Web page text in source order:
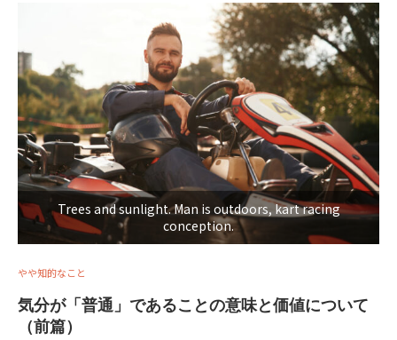
Trees and sunlight. Man is outdoors, kart racing
conception.
やや知的なこと
気分が「普通」であることの意味と価値について
（前篇）